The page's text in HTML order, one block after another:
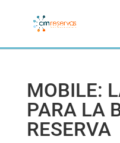
MOBILE:
PARA LA
RESERVA